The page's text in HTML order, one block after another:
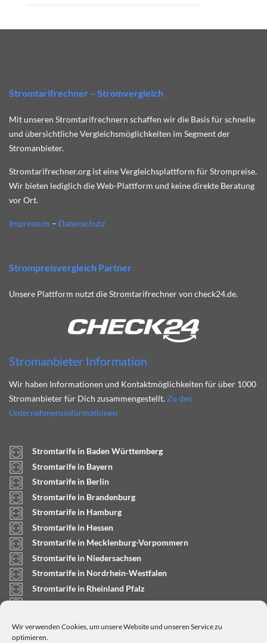
Wir verwenden Cookies, um unsere Website und unseren Service zu
optimieren.
Stromtarifrechner – Stromvergleich
Mit unseren Stromtarifrechnern schaffen wir die Basis für schnelle
und übersichtliche Vergleichsmöglichkeiten im Segment der
Stromanbieter.
Stromtarifrechner.org ist eine Vergleichsplattform für Strompreise.
Wir bieten lediglich die Web-Plattform und keine direkte Beratung
vor Ort.
Impressum – Datenschutz
Strompreisvergleich Partner
Unsere Plattform nutzt die Stromtarifrechner von check24.de.
Stromanbieter Information
Wir haben Informationen und Kontaktmöglichkeiten für über 1000
Stromanbieter für Dich zusammengestellt.Zu den
Unternehmensinformationen
Stromtarife in Baden Württemberg
Stromtarife in Bayern
Stromtarife in Berlin
Stromtarife in Brandenburg
Stromtarife in Hamburg
Stromtarife in Hessen
Stromtarife in Mecklenburg-Vorpommern
Stromtarife in Niedersachsen
Stromtarife in Nordrhein-Westfalen
Stromtarife in Rheinland Pfalz
Stromtarife in Saarland
Stromtarife in Schleswig-Holstein